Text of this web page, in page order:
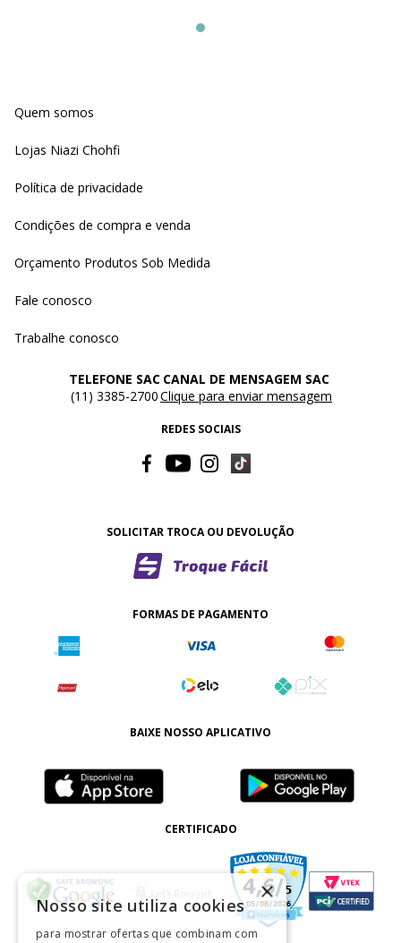
Quem somos
Lojas Niazi Chohfi
Política de privacidade
Condições de compra e venda
Orçamento Produtos Sob Medida
Fale conosco
Trabalhe conosco
TELEFONE SAC
(11) 3385-2700
CANAL DE MENSAGEM SAC
Clique para enviar mensagem
REDES SOCIAIS
SOLICITAR TROCA OU DEVOLUÇÃO
FORMAS DE PAGAMENTO
BAIXE NOSSO APLICATIVO
CERTIFICADO
×
Nosso site utiliza cookies
para mostrar ofertas que combinam com